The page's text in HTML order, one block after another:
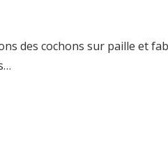
des cochons sur paille et